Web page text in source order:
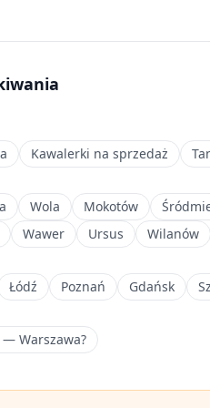
Kawalerki na sprzedaż
Wola Mokotów
Wawer Ursus Wilanów
Łódź Poznań Gdańsk
Warszawa?